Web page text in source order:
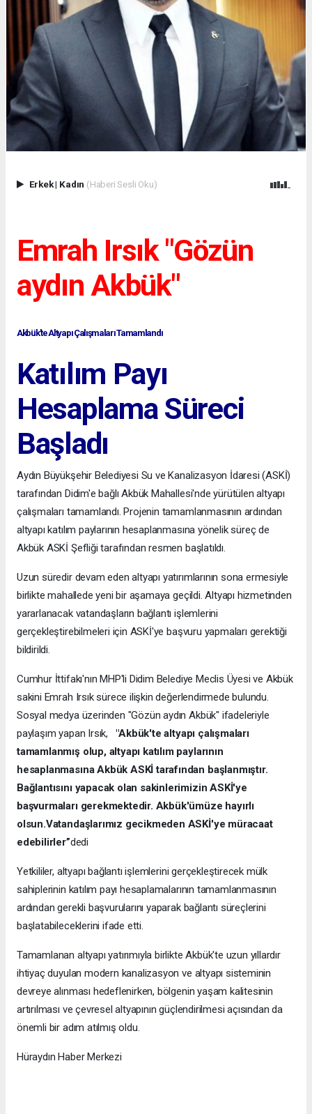
Erkek| Kadın (Haberi Sesli Oku)
Emrah Irsık "Gözün
aydın Akbük"
Akbük'te Altyapı Çalışmaları Tamamlandı
Katılım Payı
Hesaplama Süreci
Başladı
Aydın Büyükşehir Belediyesi Su ve Kanalizasyon İdaresi (ASKİ)
tarafından Didim'e bağlı Akbük Mahallesi'nde yürütülen altyapı
çalışmaları tamamlandı. Projenin tamamlanmasının ardından
altyapı katılım paylarının hesaplanmasına yönelik süreç de
Akbük ASKİ Şefliği tarafından resmen başlatıldı.
Uzun süredir devam eden altyapı yatırımlarının sona ermesiyle
birlikte mahallede yeni bir aşamaya geçildi. Altyapı hizmetinden
yararlanacak vatandaşların bağlantı işlemlerini
gerçekleştirebilmeleri için ASKİ'ye başvuru yapmaları gerektiği
bildirildi.
Cumhur İttifakı'nın MHP'li Didim Belediye Meclis Üyesi ve Akbük
sakini Emrah Irsık sürece ilişkin değerlendirmede bulundu.
Sosyal medya üzerinden "Gözün aydın Akbük" ifadeleriyle
paylaşım yapan Irsık,
"Akbük'te altyapı çalışmaları
tamamlanmış olup, altyapı katılım paylarının
hesaplanmasına Akbük ASKİ tarafından başlanmıştır.
Bağlantısını yapacak olan sakinlerimizin ASKİ'ye
başvurmaları gerekmektedir. Akbük'ümüze hayırlı
olsun.Vatandaşlarımız gecikmeden ASKİ'ye müracaat
edebilirler”dedi
Yetkililer, altyapı bağlantı işlemlerini gerçekleştirecek mülk
sahiplerinin katılım payı hesaplamalarının tamamlanmasının
ardından gerekli başvurularını yaparak bağlantı süreçlerini
başlatabileceklerini ifade etti.
Tamamlanan altyapı yatırımıyla birlikte Akbük'te uzun yıllardır
ihtiyaç duyulan modern kanalizasyon ve altyapı sisteminin
devreye alınması hedeflenirken, bölgenin yaşam kalitesinin
artırılması ve çevresel altyapının güçlendirilmesi açısından da
önemli bir adım atılmış oldu.
Hüraydın Haber Merkezi